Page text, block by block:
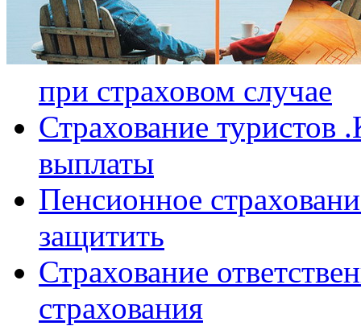
при страховом случае
Страхование туристов
выплаты
Пенсионное
защитить
Страхование
страхования